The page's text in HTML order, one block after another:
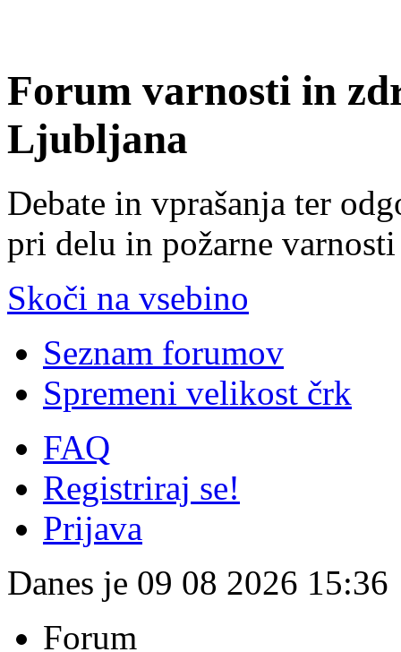
Forum varnosti in
Ljubljana
Debate in vprašanja ter
pri delu in požarne varnosti
Skoči na vsebino
Seznam forumov
Spremeni velikost črk
FAQ
Registriraj se!
Prijava
Danes je 09 08 2026 15:36
Forum